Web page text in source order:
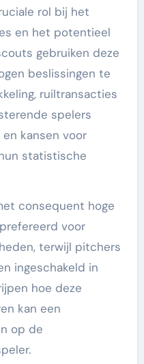
rol bij het
en het potentieel
gebruiken deze
beslissingen te
ruiltransacties
spelers
kansen voor
statistische
consequent hoge
voor
terwijl pitchers
ingeschakeld in
hoe deze
kan een
op de